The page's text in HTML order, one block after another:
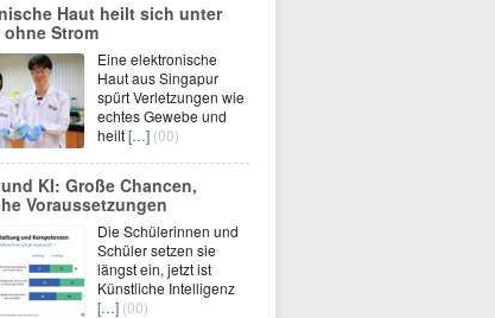
Haut heilt sich unter
ohne Strom
Eine elektronische
Haut aus Singapur
spürt Verletzungen wie
echtes Gewebe und
heilt[…] (00)
KI: Große Chancen,
Voraussetzungen
Die Schülerinnen und
Schüler setzen sie
längst ein, jetzt ist
Künstliche Intelligenz
[…] (00)